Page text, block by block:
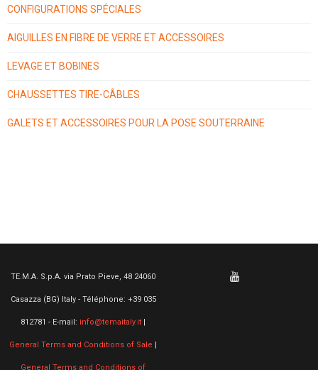
CONFIGURATIONS SPÉCIALES
AIGUILLES EN FIBRE DE VERRE ET ACCESSOIRES
LEVAGE ET BOBINES
CHAUSSETTES TIRE-CÂBLES
GALETS ET ACCESSOIRES POUR LA POSE SOUTERRAINE
TE.M.A. S.p.A. via Prato Pieve, 48 24060
Casazza (BG) Italy - Téléphone: +39 035
812781 - E-mail: info@temaitaly.it |
General Terms and Conditions of Sale |
General Terms and Conditions of